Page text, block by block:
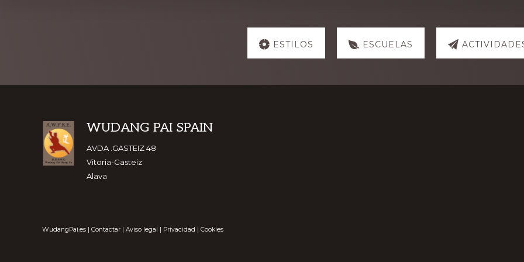
ESTILOS ESCUELAS
Footer
WUDANG PAI SPAIN
AVDA .GASTEIZ 48
Vitoria-Gasteiz
Alava
WudangPai.es | Contactar | Aviso legal | Privacidad | Cookies